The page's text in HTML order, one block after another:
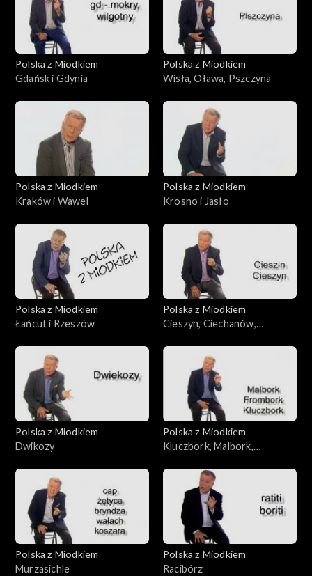
Polska z Miodkiem
Gdańsk i Gdynia
Polska z Miodkiem
Wisła, Oława, Pszczyna
Polska z Miodkiem
Kraków i Wawel
Polska z Miodkiem
Krosno i Jasło
Polska z Miodkiem
Łańcut i Rzeszów
Polska z Miodkiem
Cieszyn, Ciechanów,
Polska z Miodkiem
Dwikozy
Polska z Miodkiem
Kluczbork, Malbork,
Polska z Miodkiem
Murzasichle
Polska z Miodkiem
Racibórz